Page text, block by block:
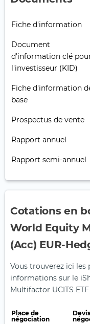
Fiche d'information
Document
d'information clé
l'investisseur (KID)
Fiche d'information
base
Prospectus de vente
Rapport annuel
Rapport semi-annuel
Cotations en
World Equity
(Acc) EUR-
Vous trouverez ici les
informations sur le
Multifactor UCITS
Place de
négociation